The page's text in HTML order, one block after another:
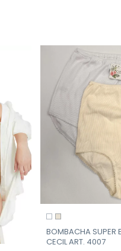
BOMBACHA SUPER
CECIL ART. 4007